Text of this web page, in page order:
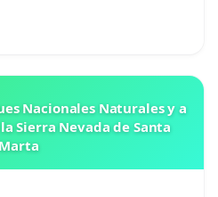
Nacionales Naturales y a
Sierra Nevada de Santa
Marta